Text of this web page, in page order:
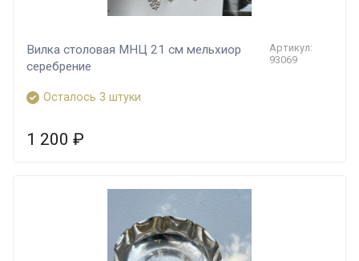
Вилка столовая МНЦ 21 см мельхиор
серебрение
Артикул:
93069
Осталось 3 штуки
1 200 ₽